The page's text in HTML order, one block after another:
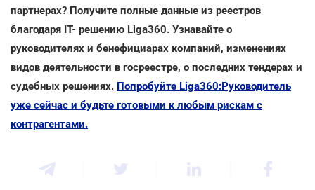
партнерах? Получите полные данные из реестров
благодаря IT- решению Liga360. Узнавайте о
руководителях и бенефициарах компаний, изменениях
видов деятельности в госреестре, о последних тендерах и
судебных решениях. Попробуйте Liga360:Руководитель
уже сейчас и будьте готовыми к любым рискам с
контрагентами.